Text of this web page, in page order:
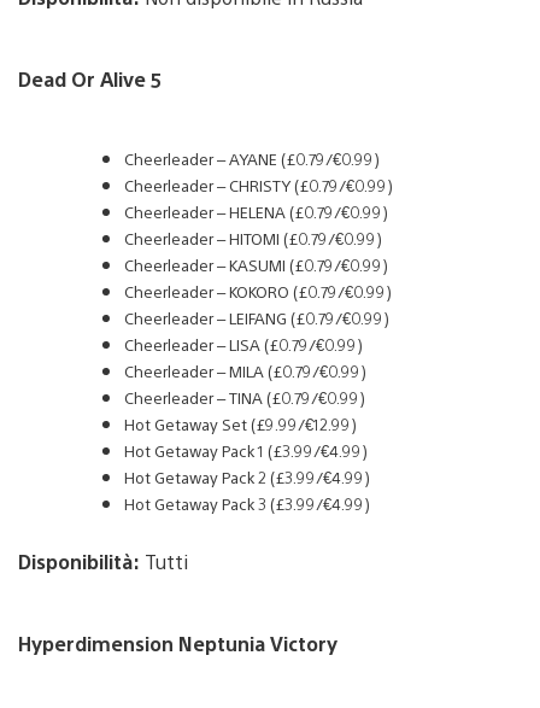
Dead Or Alive 5
Cheerleader – AYANE (£0.79/€0.99)
Cheerleader – CHRISTY (£0.79/€0.99)
Cheerleader – HELENA (£0.79/€0.99)
Cheerleader – HITOMI (£0.79/€0.99)
Cheerleader – KASUMI (£0.79/€0.99)
Cheerleader – KOKORO (£0.79/€0.99)
Cheerleader – LEIFANG (£0.79/€0.99)
Cheerleader – LISA (£0.79/€0.99)
Cheerleader – MILA (£0.79/€0.99)
Cheerleader – TINA (£0.79/€0.99)
Hot Getaway Set (£9.99/€12.99)
Hot Getaway Pack 1 (£3.99/€4.99)
Hot Getaway Pack 2 (£3.99/€4.99)
Hot Getaway Pack 3 (£3.99/€4.99)
Disponibilità: Tutti
Hyperdimension Neptunia Victory